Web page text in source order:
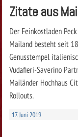
Zitate aus
Der Feinkostladen
Mailand besteht seit
Genusstempel
Vudafieri-Saverino
Mailänder Hochhaus
Rollouts.
17. Juni 2019